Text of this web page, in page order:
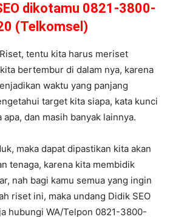
dikotamu 0821-3800-
(Telkomsel)
tentu kita harus meriset
bertembur di dalam nya, karena
waktu yang panjang
target kita siapa, kata kunci
dan masih banyak lainnya.
maka dapat dipastikan kita akan
tenaga, karena kita membidik
nah bagi kamu semua yang ingin
riset ini, maka undang Didik SEO
hubungi WA/Telpon 0821-3800-